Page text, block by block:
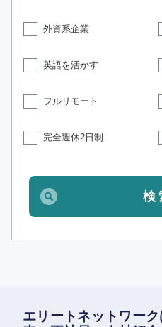
外資系企業
英語を活かす
フルリモート
完全週休2日制
エリートネットワー